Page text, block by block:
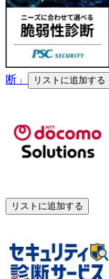
断」
リストに追加する
リストに追加する